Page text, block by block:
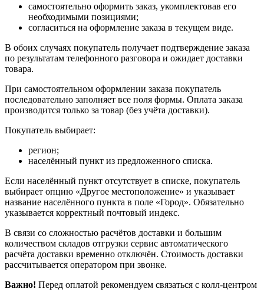
самостоятельно оформить заказ, укомплектовав его
необходимыми позициями;
согласиться на оформление заказа в текущем виде.
В обоих случаях покупатель получает подтверждение заказа
по результатам телефонного разговора и ожидает доставки
товара.
При самостоятельном оформлении заказа покупатель
последовательно заполняет все поля формы. Оплата заказа
производится только за товар (без учёта доставки).
Покупатель выбирает:
регион;
населённый пункт из предложенного списка.
Если населённый пункт отсутствует в списке, покупатель
выбирает опцию «Другое местоположение» и указывает
название населённого пункта в поле «Город». Обязательно
указывается корректный почтовый индекс.
В связи со сложностью расчётов доставки и большим
количеством складов отгрузки сервис автоматического
расчёта доставки временно отключён. Стоимость доставки
рассчитывается оператором при звонке.
Важно! Перед оплатой рекомендуем связаться с колл‑центром